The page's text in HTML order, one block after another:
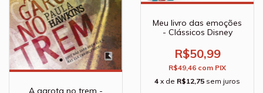
A garota no trem -
Meu livro das emoções
- Clássicos Disney
R$50,99
R$49,46 com PIX
4 x de R$12,75 sem juros